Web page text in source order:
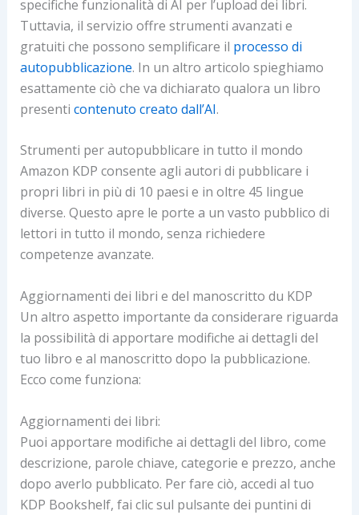
specifiche funzionalità di AI per l’upload dei libri.
Tuttavia, il servizio offre strumenti avanzati e
gratuiti che possono semplificare il processo di
autopubblicazione. In un altro articolo spieghiamo
esattamente ciò che va dichiarato qualora un libro
presenti contenuto creato dall’AI.
Strumenti per autopubblicare in tutto il mondo
Amazon KDP consente agli autori di pubblicare i
propri libri in più di 10 paesi e in oltre 45 lingue
diverse. Questo apre le porte a un vasto pubblico di
lettori in tutto il mondo, senza richiedere
competenze avanzate.
Aggiornamenti dei libri e del manoscritto du KDP
Un altro aspetto importante da considerare riguarda
la possibilità di apportare modifiche ai dettagli del
tuo libro e al manoscritto dopo la pubblicazione.
Ecco come funziona:
Aggiornamenti dei libri:
Puoi apportare modifiche ai dettagli del libro, come
descrizione, parole chiave, categorie e prezzo, anche
dopo averlo pubblicato. Per fare ciò, accedi al tuo
KDP Bookshelf, fai clic sul pulsante dei puntini di